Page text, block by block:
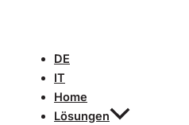
DE
IT
Home
Lösungen